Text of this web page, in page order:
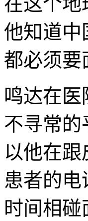
他知道中
都必须要
鸣达在
不寻常
以他在
患者的
时间相